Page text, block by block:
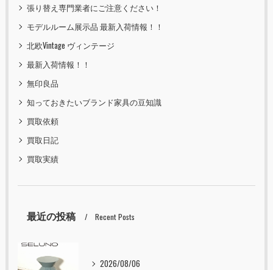
張り替え専門業者にご注意ください！
モデルルーム展示品 最新入荷情報！！
北欧Vintage ヴィンテージ
最新入荷情報！！
無印良品
知っておきたいブランド家具の豆知識
買取依頼
買取日記
買取実績
最近の投稿 Recent Posts
2026/08/06